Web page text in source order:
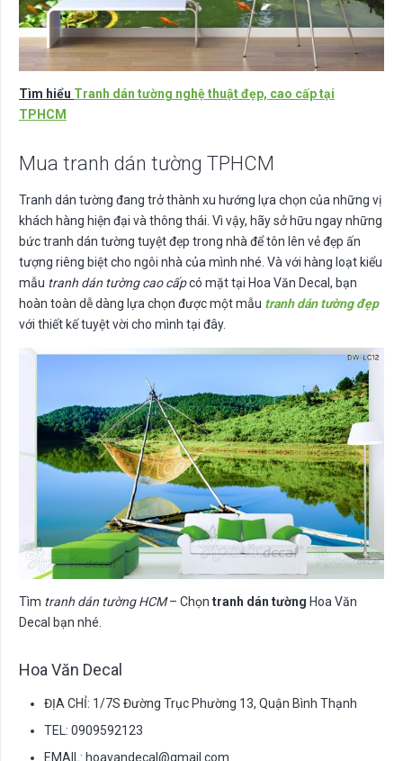
Tìm hiểu Tranh dán tường nghệ thuật đẹp, cao cấp tại
TPHCM
Mua tranh dán tường TPHCM
Tranh dán tường đang trở thành xu hướng lựa chọn của những vị
khách hàng hiện đại và thông thái. Vì vậy, hãy sở hữu ngay những
bức tranh dán tường tuyệt đẹp trong nhà để tôn lên vẻ đẹp ấn
tượng riêng biệt cho ngôi nhà của mình nhé. Và với hàng loạt kiểu
mẫu tranh dán tường cao cấpcó mặt tại Hoa Văn Decal, bạn
hoàn toàn dễ dàng lựa chọn được một mẫu tranh dán tường đẹp
với thiết kế tuyệt vời cho mình tại đây.
Tìm tranh dán tường HCM– Chọn tranh dán tường Hoa Văn
Decal bạn nhé.
Hoa Văn Decal
ĐỊA CHỈ: 1/7S Đường Trục Phường 13, Quận Bình Thạnh
TEL: 0909592123
EMAIL: hoavandecal@gmail.com